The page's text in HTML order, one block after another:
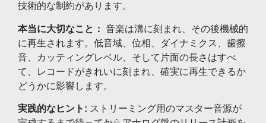
技術的な制約があります。
本当に大切なこと： 音楽は溝に刻まれ、その後機械的
に再生されます。低音域、位相、ダイナミクス、歯擦
音、カッティングレベル、そして片面の長さはすべ
て、レコードがきれいに刻まれ、確実に再生できるか
どうかに影響します。
実践的なヒント: ストリーミング用のマスター音源が